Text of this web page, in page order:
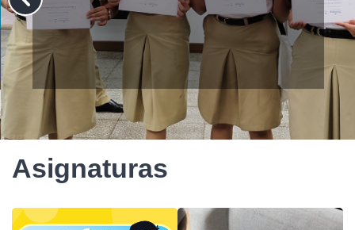
Mas de 80 estudiantes finalizan con
éxito el proceso formativo en
Bachillerato Virtual
Asignaturas